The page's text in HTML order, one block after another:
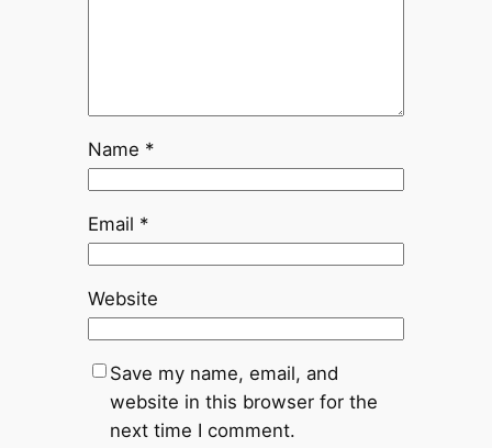
Name *
Email *
Website
Save my name, email, and
website in this browser for the
next time I comment.